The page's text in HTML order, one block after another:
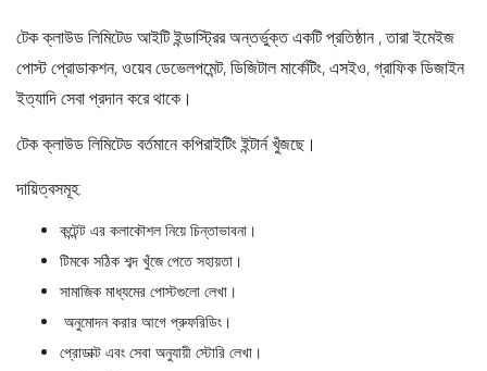
টেক ক্লাউড লিমিটেড আইটি ইন্ডাস্ট্রির অন্তর্ভুক্ত একটি প্রতিষ্ঠান , তারা ইমেইজ
পোস্ট প্রোডাকশন, ওয়েব ডেভেলপমেন্ট, ডিজিটাল মার্কেটিং, এসইও, গ্রাফিক ডিজাইন
ইত্যাদি সেবা প্রদান করে থাকে।
টেক ক্লাউড লিমিটেড বর্তমানে কপিরাইটিং ইন্টার্ন খুঁজছে।
দায়িত্বসমূহ:
কন্টেন্ট এর কলাকৌশল নিয়ে চিন্তাভাবনা।
টিমকে সঠিক শব্দ খুঁজে পেতে সহায়তা।
সামাজিক মাধ্যমের পোস্টগুলো লেখা।
অনুমোদন করার আগে প্রুফরিডিং।
প্রোডাক্ট এবং সেবা অনুযায়ী স্টোরি লেখা।